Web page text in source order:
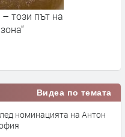
този път на
Видеа по темата
номинацията на Антон